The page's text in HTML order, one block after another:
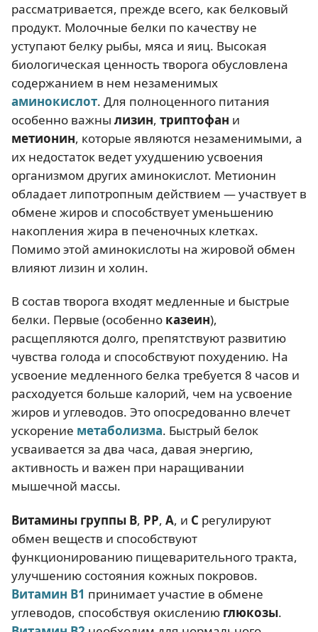
рассматривается, прежде всего, как белковый
продукт. Молочные белки по качеству не
уступают белку рыбы, мяса и яиц. Высокая
биологическая ценность творога обусловлена
содержанием в нем незаменимых
аминокислот. Для полноценного питания
особенно важны лизин, триптофан и
метионин, которые являются незаменимыми, а
их недостаток ведет ухудшению усвоения
организмом других аминокислот. Метионин
обладает липотропным действием — участвует в
обмене жиров и способствует уменьшению
накопления жира в печеночных клетках.
Помимо этой аминокислоты на жировой обмен
влияют лизин и холин.
В состав творога входят медленные и быстрые
белки. Первые (особенно казеин),
расщепляются долго, препятствуют развитию
чувства голода и способствуют похудению. На
усвоение медленного белка требуется 8 часов и
расходуется больше калорий, чем на усвоение
жиров и углеводов. Это опосредованно влечет
ускорение метаболизма. Быстрый белок
усваивается за два часа, давая энергию,
активность и важен при наращивании
мышечной массы.
Витамины группы B, PP, А, и C регулируют
обмен веществ и способствуют
функционированию пищеварительного тракта,
улучшению состояния кожных покровов.
Витамин В1 принимает участие в обмене
углеводов, способствуя окислению глюкозы.